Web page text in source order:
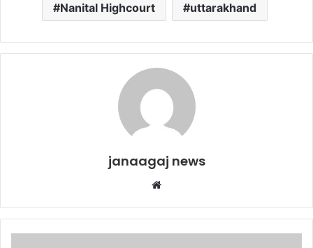
Nanital Highcourt uttarakhand
janaagaj news
Website